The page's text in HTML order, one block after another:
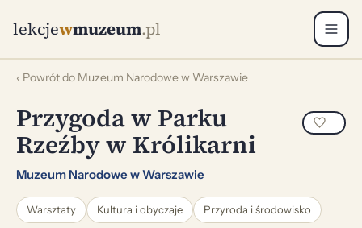
lekcjewmuzeum.pl
‹ Powrót do Muzeum Narodowe w Warszawie
Przygoda w Parku
Rzeźby w Królikarni
Muzeum Narodowe w Warszawie
Warsztaty Kultura i obyczaje Przyroda i środowisko